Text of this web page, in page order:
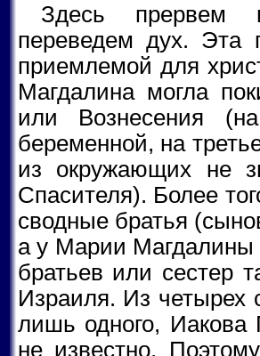
Здесь прервем
переведем дух. Эта
приемлемой для
Магдалина могла
или Вознесения
беременной, на
из окружающих не
Спасителя). Более
сводные братья
а у Марии Магдалины
братьев или сестер
Израиля. Из четырех
лишь одного, Иакова
не известно.